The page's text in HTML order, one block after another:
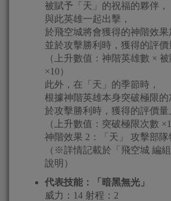
被賦予「天」的祝福的夥伴，
與此英雄一起出擊，
於飛空城將會獲得的神階效果
並於攻擊勝利時，獲得的評價
（上升數值：神階英雄數 ×
×10）
此外，在「天」的季節時，
根據神階英雄本身突破極限的
於攻擊勝利時，獲得的評價量
（上升數值：突破極限次數 ×1
神階效果 2：「天」 攻擊部隊
（※詳情記載於「飛空城 編
說明）
代表技能：「暗黑無光」
威力：14 射程：2